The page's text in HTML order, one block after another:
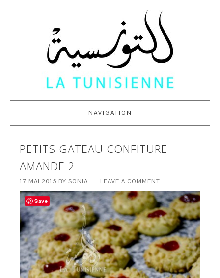
NAVIGATION
PETITS GATEAU CONFITURE
AMANDE 2
17 MAI 2015 BYSONIA LEAVE A COMMENT
Save